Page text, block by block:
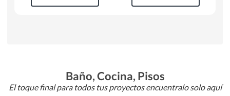
Baño, Cocina, Pisos
El toque final para todos tus proyectos encuentralo solo aquí